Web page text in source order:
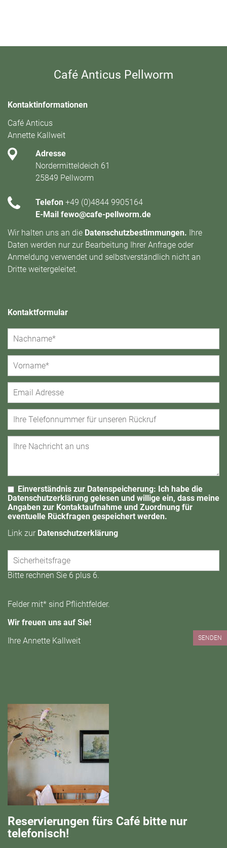
Café Anticus Pellworm
Kontaktinformationen
Café Anticus
Annette Kallweit
Adresse
Nordermitteldeich 61
25849 Pellworm
Telefon +49 (0)4844 9905164
E-Mail fewo@cafe-pellworm.de
Wir halten uns an die Datenschutzbestimmungen. Ihre
Daten werden nur zur Bearbeitung Ihrer Anfrage oder
Anmeldung verwendet und selbstverständlich nicht an
Dritte weitergeleitet.
Kontaktformular
Einverständnis zur Datenspeicherung: Ich habe die
Datenschutzerklärung gelesen und willige ein, dass meine
Angaben zur Kontaktaufnahme und Zuordnung für
eventuelle Rückfragen gespeichert werden.
Link zur Datenschutzerklärung
Bitte rechnen Sie 6 plus 6.
SENDEN
Felder mit* sind Pflichtfelder.
Wir freuen uns auf Sie!
Ihre Annette Kallweit
Reservierungen fürs Café bitte nur
telefonisch!